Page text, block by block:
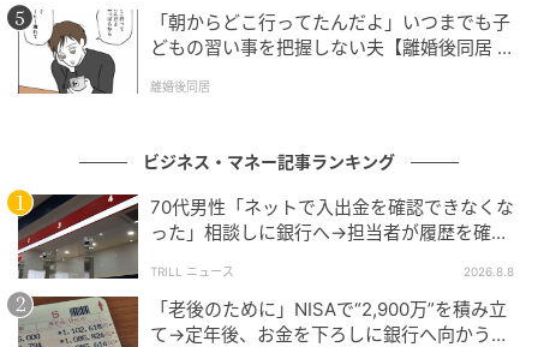
「ちゃんと調べておけばよかった…」
小規模企業共済に積み立てていた場合はどうだったの
でしょうか。
Hさんの課税所得は約400万円です。所得税率は20％、
住民税は約10％のため、約25万円の節税効果が見込め
た可能性があります。
「朝からどこ行ってたんだよ」いつまでも子
どもの習い事を把握しない夫【離婚後同居 Vo
離婚後同居
ビジネス・マネー記事ランキング
70代男性「ネットで入出金を確認できなくな
った」相談しに銀行へ→担当者が履歴を確認
TRILL ニュース 2026.8.8
「老後のために」NISAで“2,900万”を積み立
て→定年後、お金を下ろしに銀行へ向かう